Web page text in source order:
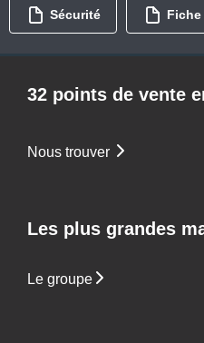
Sécurité
32 points de vente
Nous trouver
Les plus grandes
Le groupe